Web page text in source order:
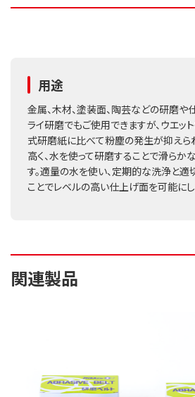
用途
金属、木材、塗装面、陶芸などの研磨や
ライ研磨でもご使用できますが、ウエッ
式研磨紙に比べて粉塵の発生が抑えら
高く、水を使って研磨することで滑らか
す。適量の水を使い、定期的な洗浄と
ことでレベルの高い仕上げ面を可能にし
関連製品